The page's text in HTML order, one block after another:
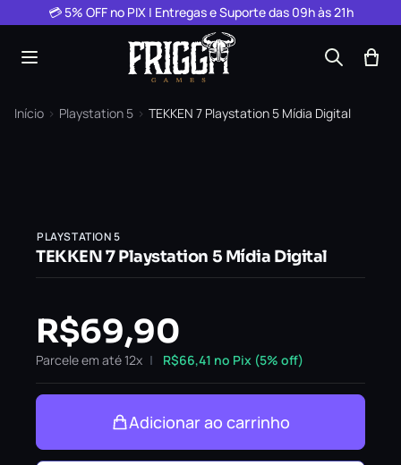
Pular para o conteúdo
💳 5% OFF no PIX | Entregas e Suporte das 09h às 21h
Início › Playstation 5 › TEKKEN 7 Playstation 5 Mídia Digital
PLAYSTATION 5
TEKKEN 7 Playstation 5 Mídia Digital
R$69,90
Parcele em até 12x R$66,41 no Pix (5% off)
Adicionar ao carrinho